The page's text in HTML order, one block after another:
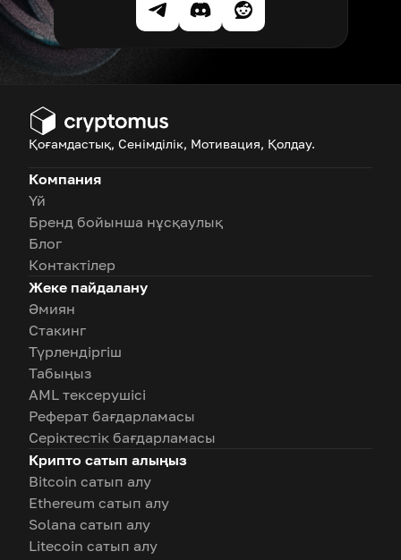
Қоғамдастық, Сенімділік, Мотивация, Қолдау.
Компания
Үй
Бренд бойынша нұсқаулық
Блог
Контактілер
Жеке пайдалану
Әмиян
Стакинг
Түрлендіргіш
Табыңыз
AML тексерушісі
Реферат бағдарламасы
Серіктестік бағдарламасы
Крипто сатып алыңыз
Bitcoin сатып алу
Ethereum сатып алу
Solana сатып алу
Litecoin сатып алу